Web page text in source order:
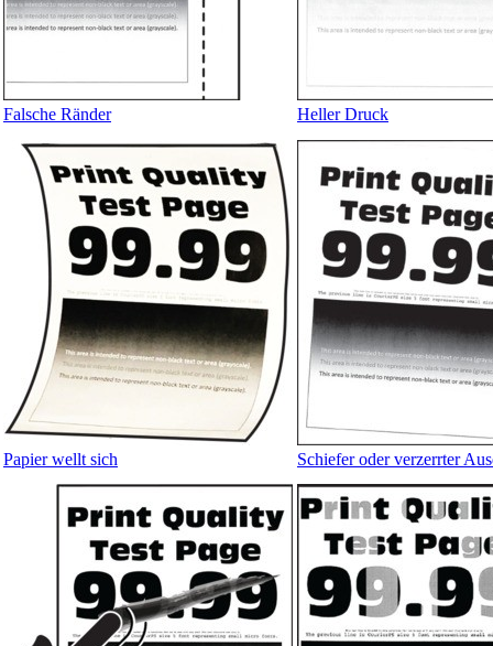
Falsche Ränder Heller Druck
Papier wellt sich Schiefer oder verzerrter